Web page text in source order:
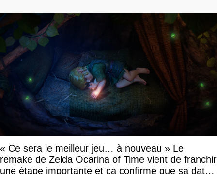
« Ce sera le meilleur jeu… à nouveau » Le
remake de Zelda Ocarina of Time vient de franchir
une étape importante et ça confirme que sa date